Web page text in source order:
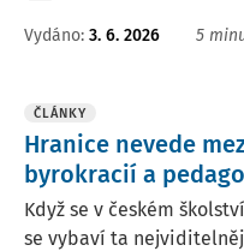
Vydáno: 3. 6. 2026 5
ČLÁNKY
Hranice nevede
byrokracií a
Když se v českém
se vybaví ta